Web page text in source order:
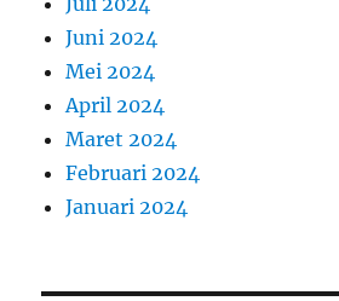
Juni 2024
Mei 2024
April 2024
Maret 2024
Februari 2024
Januari 2024